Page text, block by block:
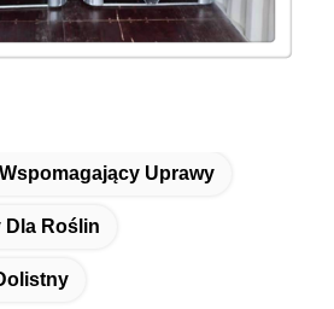
Uprawy
Dla Roślin